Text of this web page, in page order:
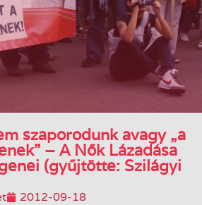
szaporodunk avagy „a
– A Nők Lázadása
(gyűjtötte: Szilágyi
2012-09-18